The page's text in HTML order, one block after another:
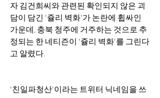
자 김건희씨와 관련된 확인되지 않은 괴
담이 담긴 '쥴리 벽화'가 논란에 휩싸인
가운데, 충북 청주에 거주하는 것으로 추
정되는 한 네티즌이 '쥴리 벽화'를 그린다
고 알렸다.
'친일파청산'이라는 트위터 닉네임을 쓰